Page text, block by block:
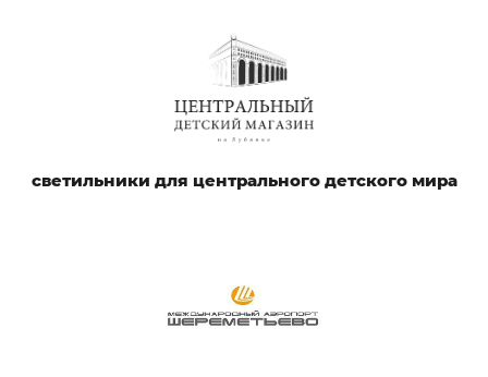
светильники для центрального детского мира